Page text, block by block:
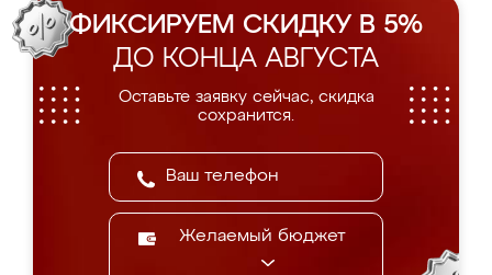
ФИКСИРУЕМ СКИДКУ В 5%
ДО КОНЦА АВГУСТА
Оставьте заявку сейчас, скидка
сохранится.
Желаемый бюджет